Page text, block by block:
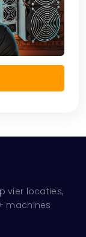
vier locaties,
machines